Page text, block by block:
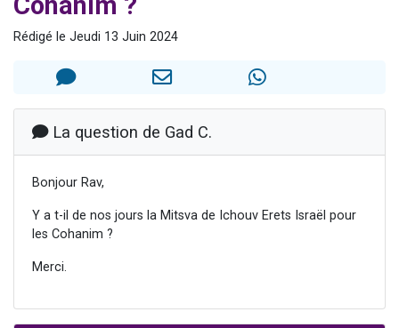
Ariel vient de donner son Maasser
Rédigé le Jeudi 13 Juin 2024
La question de Gad C.
Bonjour Rav,
Y a t-il de nos jours la Mitsva de Ichouv Erets Israël pour
les Cohanim ?
Merci.